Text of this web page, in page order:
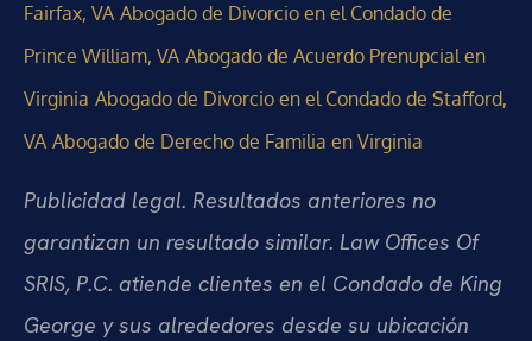
Fairfax, VA Abogado de Divorcio en el Condado de
Prince William, VA Abogado de Acuerdo Prenupcial en
Virginia Abogado de Divorcio en el Condado de Stafford,
VA Abogado de Derecho de Familia en Virginia
Publicidad legal. Resultados anteriores no
garantizan un resultado similar. Law Offices Of
SRIS, P.C. atiende clientes en el Condado de King
George y sus alrededores desde su ubicación